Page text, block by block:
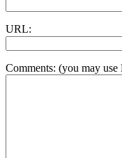
URL:
Comments: (you may